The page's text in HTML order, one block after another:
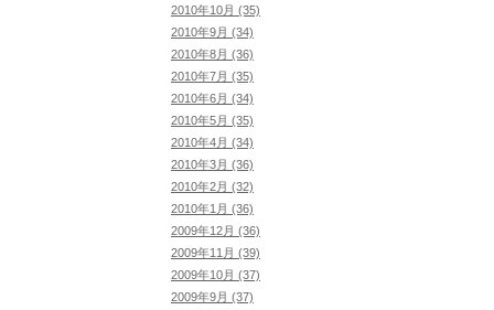
2010年10月 (35)
2010年9月 (34)
2010年8月 (36)
2010年7月 (35)
2010年6月 (34)
2010年5月 (35)
2010年4月 (34)
2010年3月 (36)
2010年2月 (32)
2010年1月 (36)
2009年12月 (36)
2009年11月 (39)
2009年10月 (37)
2009年9月 (37)